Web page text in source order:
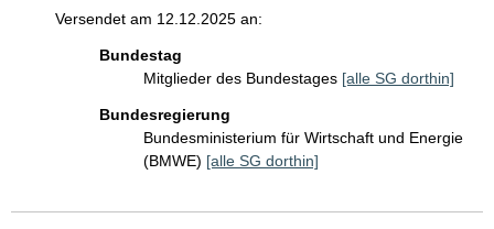
Versendet am 12.12.2025 an:
Bundestag
Mitglieder des Bundestages [alle SG dorthin]
Bundesregierung
Bundesministerium für Wirtschaft und Energie
(BMWE) [alle SG dorthin]